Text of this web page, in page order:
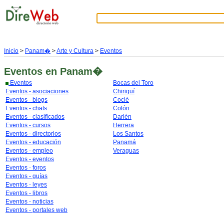
Inicio > Panam� >Arte y Cultura > Eventos
Eventos en Panam�
Eventos
Eventos - asociaciones
Eventos - blogs
Eventos - chats
Eventos - clasificados
Eventos - cursos
Eventos - directorios
Eventos - educación
Eventos - empleo
Eventos - eventos
Eventos - foros
Eventos - guías
Eventos - leyes
Eventos - libros
Eventos - noticias
Eventos - portales web
Bocas del Toro
Chiriquí
Coclé
Colón
Darién
Herrera
Los Santos
Panamá
Veraguas